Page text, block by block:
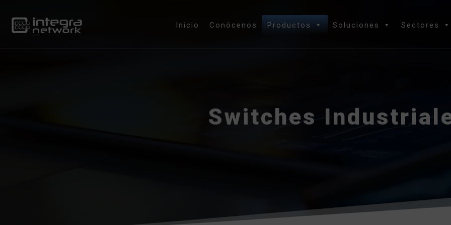
Inicio Conócenos Productos Soluciones Sectores
Switches